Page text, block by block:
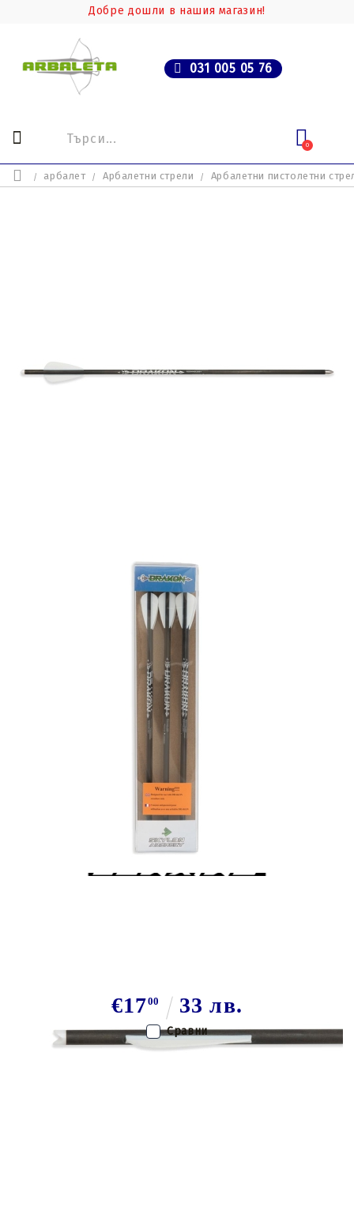
Добре дошли в нашия магазин!
031 005 05 76
0
арбалет Арбалетни стрели Арбалетни пистолетни
Share
€1700 33 лв.
Сравни